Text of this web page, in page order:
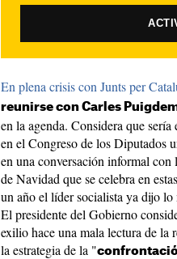
En plena crisis con Junts per
reunirse con Carles
en la agenda. Considera que
en el Congreso de los Diputados
en una conversación informal
de Navidad que se celebra en
un año el líder socialista ya dijo
El presidente del Gobierno
exilio hace una mala lectura de la
la estrategia de la "